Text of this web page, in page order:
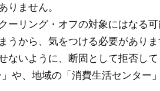
りません。
ーリング・オフの対象にはなる
うから、気をつける必要がありま
ないように、断固として拒否して
や、地域の「消費生活センター